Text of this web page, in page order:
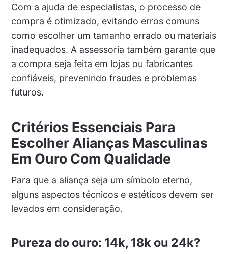
Com a ajuda de especialistas, o processo de
compra é otimizado, evitando erros comuns
como escolher um tamanho errado ou materiais
inadequados. A assessoria também garante que
a compra seja feita em lojas ou fabricantes
confiáveis, prevenindo fraudes e problemas
futuros.
Critérios Essenciais Para
Escolher Alianças Masculinas
Em Ouro Com Qualidade
Para que a aliança seja um símbolo eterno,
alguns aspectos técnicos e estéticos devem ser
levados em consideração.
Pureza do ouro: 14k, 18k ou 24k?